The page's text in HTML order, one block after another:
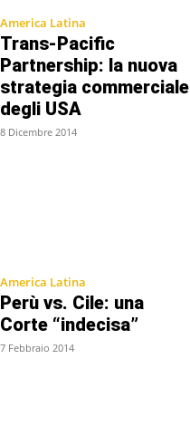
America Latina
Trans-Pacific
Partnership: la nuova
strategia commerciale
degli USA
8 Dicembre 2014
America Latina
Perù vs. Cile: una
Corte “indecisa”
7 Febbraio 2014